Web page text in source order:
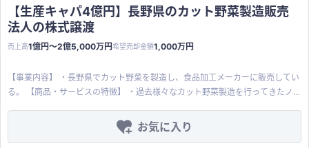
【生産キャパ4億円】長野県のカット野菜製造販売
法人の株式譲渡
売上高1億円〜2億5,000万円希望売却金額1,000万円
【事業内容】 ・長野県でカット野菜を製造し、食品加工メーカーに販売してい
る。 【商品・サービスの特徴】 ・過去様々なカット野菜製造を行ってきたノ
家との直接契約や市場との付き合いも深く強味がある。 【従業員・組織の特
徴】 ・青果物卸売業出身で生鮮カット野菜業界に詳しい人物がいる。 【業
お気に入り